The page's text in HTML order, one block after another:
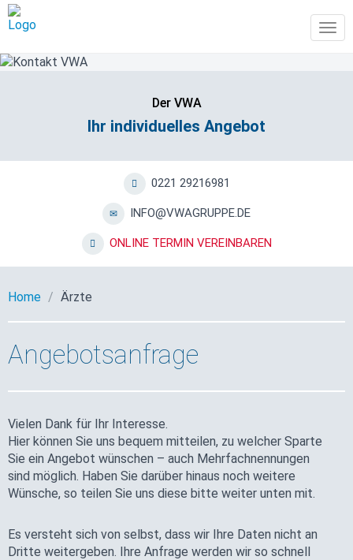
Der VWA
Ihr individuelles Angebot
0221 29216981
INFO@VWAGRUPPE.DE
ONLINE TERMIN VEREINBAREN
Home Ärzte
Angebotsanfrage
Vielen Dank für Ihr Interesse.
Hier können Sie uns bequem mitteilen, zu welcher Sparte
Sie ein Angebot wünschen – auch Mehrfachnennungen
sind möglich. Haben Sie darüber hinaus noch weitere
Wünsche, so teilen Sie uns diese bitte weiter unten mit.
Es versteht sich von selbst, dass wir Ihre Daten nicht an
Dritte weitergeben. Ihre Anfrage werden wir so schnell